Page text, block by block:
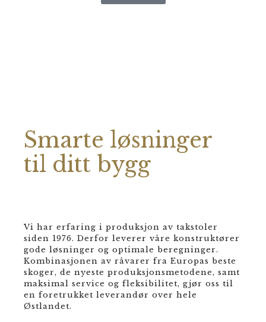
Smarte løsninger
til ditt bygg
Vi har erfaring i produksjon av takstoler
siden 1976. Derfor leverer våre konstruktører
gode løsninger og optimale beregninger.
Kombinasjonen av råvarer fra Europas beste
skoger, de nyeste produksjonsmetodene, samt
maksimal service og fleksibilitet, gjør oss til
en foretrukket leverandør over hele
Østlandet.